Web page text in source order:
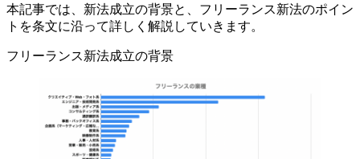
本記事では、新法成立の背景と、フリーランス新法のポイン
トを条文に沿って詳しく解説していきます。
フリーランス新法成立の背景